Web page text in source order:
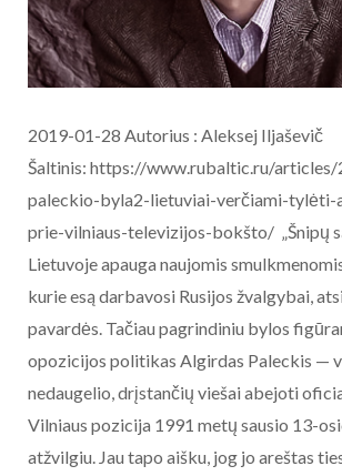
2019-01-28 Autorius : Aleksej Iljaševič
Šaltinis: https://www.rubaltic.ru/
paleckio-byla2-lietuviai-verčiami-tylėti-
prie-vilniaus-televizijos-bokšto/ „Šnipų
Lietuvoje apauga naujomis
kurie esą darbavosi Rusijos žvalgybai,
pavardės. Tačiau pagrindiniu bylos
opozicijos politikas Algirdas Paleckis —
nedaugelio, drįstančių viešai abejoti
Vilniaus pozicija 1991 metų sausio 13-
atžvilgiu. Jau tapo aišku, jog jo areštas